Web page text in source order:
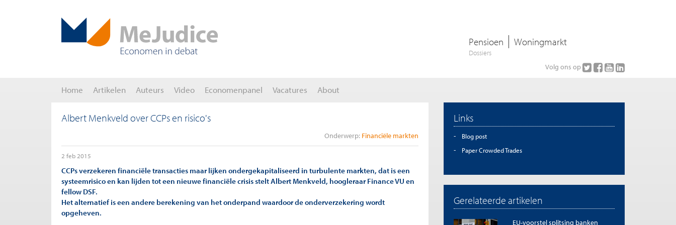
Pensioen Woningmarkt
Dossiers
Volg ons op
Home Artikelen Auteurs Video Economenpanel Vacatures About
Albert Menkveld over CCPs en risico's
Onderwerp: Financiële markten
2 feb 2015
CCPs verzekeren financiële transacties maar lijken ondergekapitaliseerd in turbulente markten, dat is een
systeemrisico en kan lijden tot een nieuwe financiële crisis stelt Albert Menkveld, hoogleraar Finance VU en
fellow DSF.
Het alternatief is een andere berekening van het onderpand waardoor de onderverzekering wordt
opgeheven.
Links
Blog post
Paper Crowded Trades
Gerelateerde artikelen
EU-voorstel splitsing banken